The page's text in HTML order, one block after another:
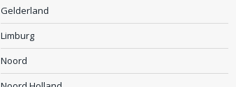
Gelderland
Limburg
Noord